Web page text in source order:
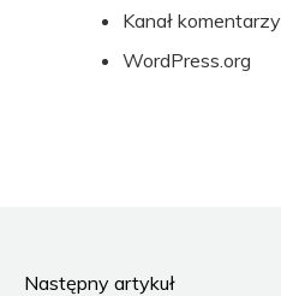
Kanał komentarzy
WordPress.org
Następny artykuł